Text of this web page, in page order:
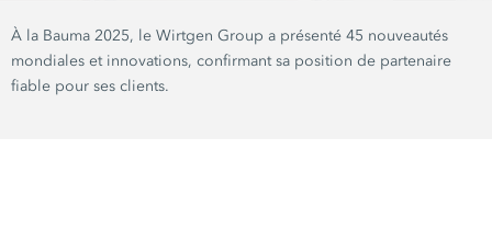
À la Bauma 2025, le Wirtgen Group a présenté 45 nouveautés
mondiales et innovations, confirmant sa position de partenaire
fiable pour ses clients.